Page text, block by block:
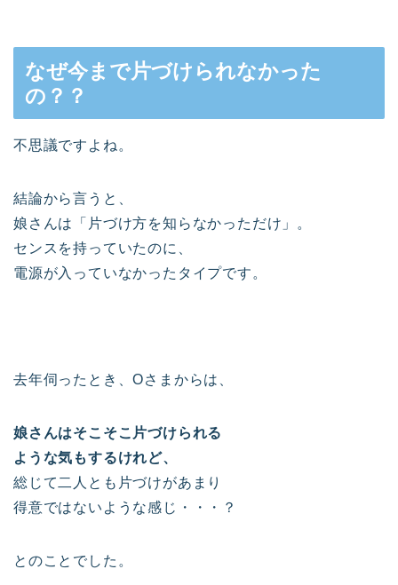
なぜ今まで片づけられなかった
の？？
不思議ですよね。
結論から言うと、
娘さんは「片づけ方を知らなかっただけ」。
センスを持っていたのに、
電源が入っていなかったタイプです。
去年伺ったとき、Oさまからは、
娘さんはそこそこ片づけられる
ような気もするけれど、
総じて二人とも片づけがあまり
得意ではないような感じ・・・？
とのことでした。